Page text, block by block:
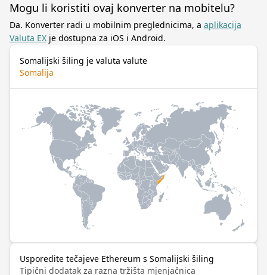
Mogu li koristiti ovaj konverter na mobitelu?
Da. Konverter radi u mobilnim preglednicima, a aplikacija
Valuta EX je dostupna za iOS i Android.
Somalijski šiling je valuta valute
Somalija
Usporedite tečajeve Ethereum s Somalijski šiling
Tipični dodatak za razna tržišta mjenjačnica